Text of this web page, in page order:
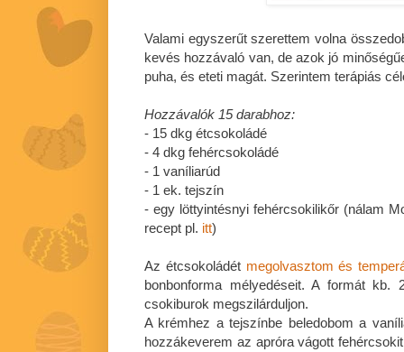
Valami egyszerűt szerettem volna
kevés hozzávaló van, de azok jó
puha, és eteti magát. Szerintem terápiás
Hozzávalók 15 darabhoz:
- 15 dkg étcsokoládé
- 4 dkg fehércsokoládé
- 1 vaníliarúd
- 1 ek. tejszín
- egy löttyintésnyi fehércsokilikőr (nálam
recept pl. itt)
Az étcsokoládét megolvasztom és
bonbonforma mélyedéseit. A formát
csokiburok megszilárduljon.
A krémhez a tejszínbe beledobom a
hozzákeverem az apróra vágott